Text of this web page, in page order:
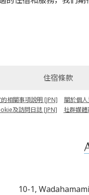
住宿條款
相關事項說明 [JPN] 關於個
及訪問日誌 [JPN]
社群媒體
10-1,